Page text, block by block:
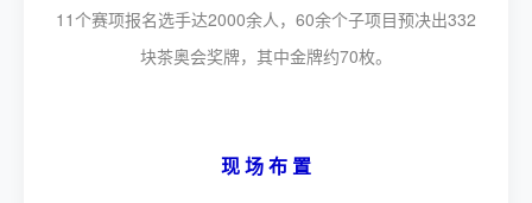
11个赛项报名选手达2000余人，60余个子项目预决出332
块茶奥会奖牌，其中金牌约70枚。
现 场 布 置